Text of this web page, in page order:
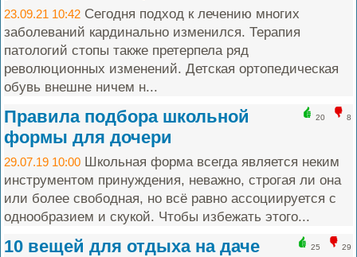
23.09.21 10:42 Сегодня подход к лечению многих
заболеваний кардинально изменился. Терапия
патологий стопы также претерпела ряд
революционных изменений. Детская ортопедическая
обувь внешне ничем н...
20 8
Правила подбора школьной
формы для дочери
29.07.19 10:00 Школьная форма всегда является неким
инструментом принуждения, неважно, строгая ли она
или более свободная, но всё равно ассоциируется с
однообразием и скукой. Чтобы избежать этого...
25 29
10 вещей для отдыха на даче